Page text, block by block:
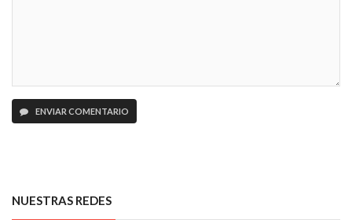
ENVIAR COMENTARIO
NUESTRAS REDES